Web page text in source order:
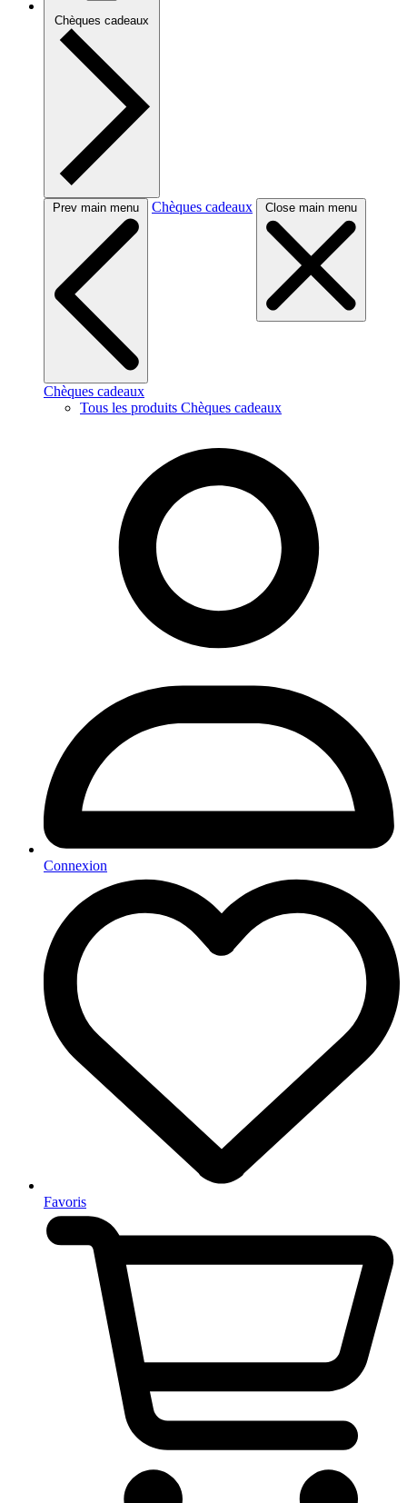
Chèques cadeaux
Prev main menu Chèques cadeaux Close main menu
Chèques cadeaux
Tous les produits Chèques cadeaux
Connexion
Favoris